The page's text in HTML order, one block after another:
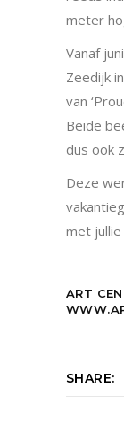
meter
Vanaf
Zeedijk
van
Beide
dus ook
Deze
met jullie
ART
SHARE: